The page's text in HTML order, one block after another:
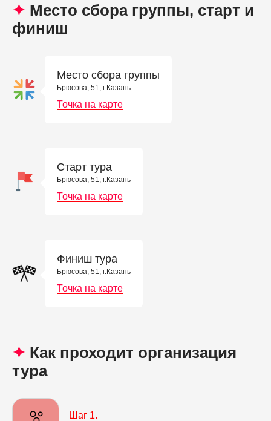
✦ Место сбора группы, старт и
финиш
Место сбора группы
Брюсова, 51, г.Казань
Точка на карте
Старт тура
Брюсова, 51, г.Казань
Точка на карте
Финиш тура
Брюсова, 51, г.Казань
Точка на карте
✦ Как проходит организация
тура
Шаг 1.